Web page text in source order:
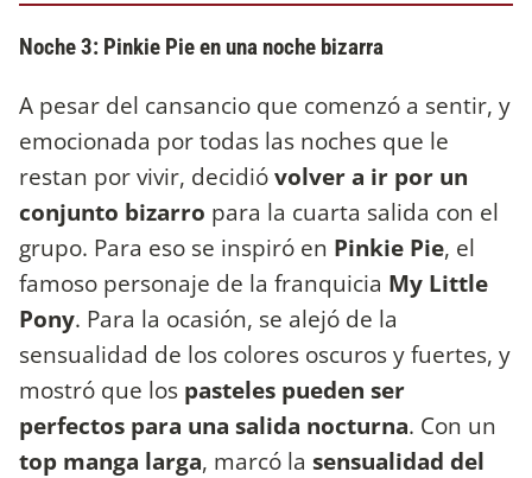
Noche 3: Pinkie Pie en una noche bizarra
A pesar del cansancio que comenzó a sentir, y
emocionada por todas las noches que le
restan por vivir, decidióvolver a ir por un
conjunto bizarro para la cuarta salida con el
grupo. Para eso se inspiró en Pinkie Pie, el
famoso personaje de la franquicia My Little
Pony. Para la ocasión, se alejó de la
sensualidad de los colores oscuros y fuertes, y
mostró que los pasteles pueden ser
perfectos para una salida nocturna. Con un
top manga larga, marcó la sensualidad del